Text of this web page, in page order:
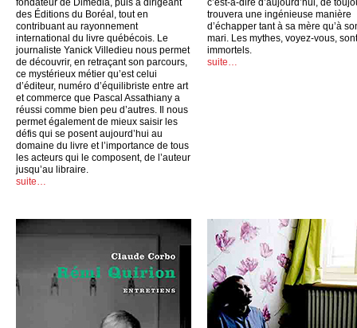
des Éditions du Boréal, tout en
contribuant au rayonnement
international du livre québécois. Le
journaliste Yanick Villedieu nous permet
de découvrir, en retraçant son parcours,
ce mystérieux métier qu’est celui
d’éditeur, numéro d’équilibriste entre art
et commerce que Pascal Assathiany a
réussi comme bien peu d’autres. Il nous
permet également de mieux saisir les
défis qui se posent aujourd’hui au
domaine du livre et l’importance de tous
les acteurs qui le composent, de l’auteur
jusqu’au libraire.
suite…
trouvera une ingénieuse manière
d’échapper tant à sa mère qu’à
mari. Les mythes, voyez-vous, sont
immortels.
suite…